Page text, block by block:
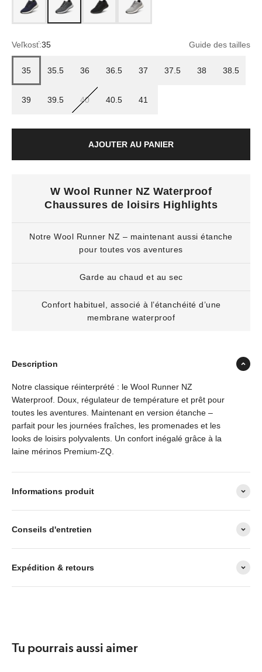
Veľkosť:35 Guide des tailles
35 35.5 36 36.5 37 37.5 38 38.5
39 39.5 40 40.5 41
AJOUTER AU PANIER
W Wool Runner NZ Waterproof
Chaussures de loisirs Highlights
Notre Wool Runner NZ – maintenant aussi étanche
pour toutes vos aventures
Garde au chaud et au sec
Confort habituel, associé à l’étanchéité d’une
membrane waterproof
Description
Notre classique réinterprété : le Wool Runner NZ
Waterproof. Doux, régulateur de température et prêt pour
toutes les aventures. Maintenant en version étanche –
parfait pour les journées fraîches, les promenades et les
looks de loisirs polyvalents. Un confort inégalé grâce à la
laine mérinos Premium-ZQ.
Informations produit
Conseils d'entretien
Expédition & retours
Tu pourrais aussi aimer